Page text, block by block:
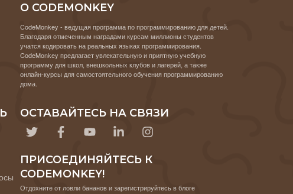
О CODEMONKEY
CodeMonkey - ведущая программа по программированию для детей.
Благодаря отмеченным наградами курсам миллионы студентов
учатся кодировать на реальных языках программирования.
CodeMonkey предлагает увлекательную и приятную учебную
программу для школ, внешкольных клубов и лагерей, а также
онлайн-курсы для самостоятельного обучения программированию
дома.
ОСТАВАЙТЕСЬ НА СВЯЗИ
ПРИСОЕДИНЯЙТЕСЬ К
CODEMONKEY!
Отдохните от ловли бананов и зарегистрируйтесь в блоге